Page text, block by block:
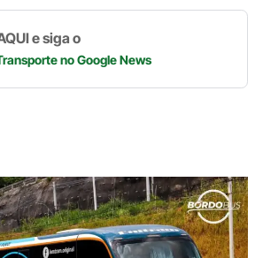
e siga o
no Google News